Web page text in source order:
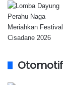
Otomotif